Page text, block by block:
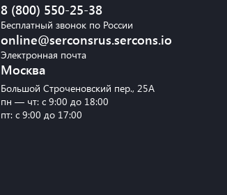
8 (800) 550-25-38
Бесплатный звонок по России
online@serconsrus.sercons.io
Электронная почта
Москва
Большой Строченовский пер., 25А
пн — чт: с 9:00 до 18:00
пт: с 9:00 до 17:00